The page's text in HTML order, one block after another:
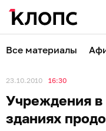
Все материалы
23.10.2010 16:30
Учреждения
зданиях